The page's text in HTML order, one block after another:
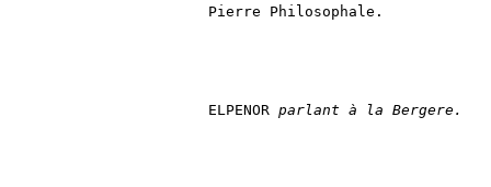
Pierre Philosophale.
ELPENOR parlant à la Bergere.